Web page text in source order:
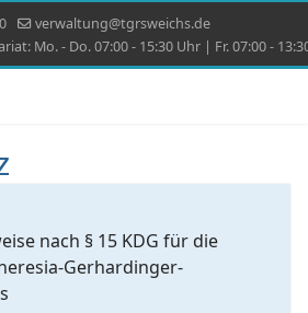
verwaltung@tgrsweichs.de
Mo. - Do. 07:00 - 15:30 Uhr | Fr. 07:00 -
nach § 15 KDG für die
Gerhardinger-